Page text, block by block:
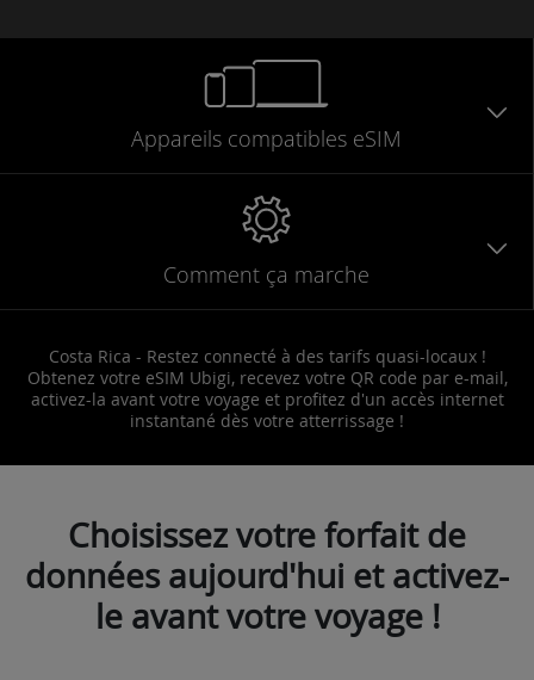
Appareils compatibles eSIM
Comment ça marche
Costa Rica - Restez connecté à des tarifs quasi-locaux !
Obtenez votre eSIM Ubigi, recevez votre QR code par e-mail,
activez-la avant votre voyage et profitez d'un accès internet
instantané dès votre atterrissage !
Choisissez votre forfait de
données aujourd'hui et activez-
le avant votre voyage !